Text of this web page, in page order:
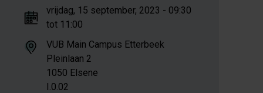
vrijdag, 15 september, 2023 - 09:30
tot 11:00
VUB Main Campus Etterbeek
Pleinlaan 2
1050 Elsene
I.0.02